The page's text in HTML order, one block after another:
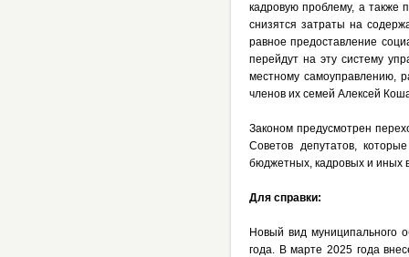
кадровую проблему, а также
снизятся затраты на
равное предоставление
перейдут на эту систему
местному самоуправлению,
членов их семей Алексей
Законом предусмотрен
Советов депутатов,
бюджетных, кадровых и иных
Для справки:
Новый вид муниципального
года. В марте 2025 года